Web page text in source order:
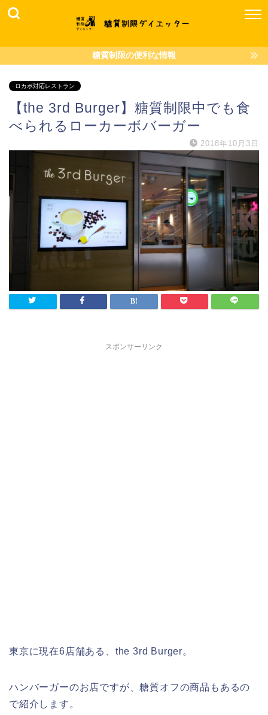
糖質制限の便利な情報
ロカボ対応レストラン
【the 3rd Burger】糖質制限中でも食
べられるローカーボバーガー
2018年10月3日
スポンサーリンク
東京に現在6店舗ある、the 3rd Burger。
ハンバーガーのお店ですが、糖質オフの商品もあるの
で紹介します。